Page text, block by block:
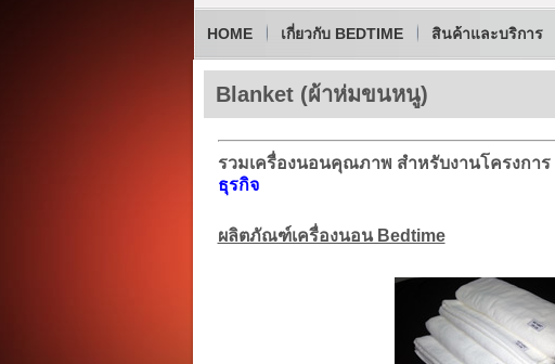
HOME เกี่ยวกับ BEDTIME สินค้าและบริการ
Blanket (ผ้าห่มขนหนู)
รวมเครื่องนอนคุณภาพ สำหรับงานโครงการ
ธุรกิจ
ผลิตภัณฑ์เครื่องนอน Bedtime